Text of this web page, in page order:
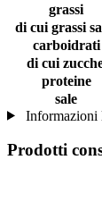
grassi
di cui grassi
carboidrati
di cui
proteine
sale
Informazioni
Prodotti